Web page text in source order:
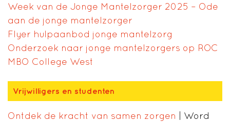
Week van de Jonge Mantelzorger 2025 – Ode
aan de jonge mantelzorger
Flyer hulpaanbod jonge mantelzorg
Onderzoek naar jonge mantelzorgers op ROC
MBO College West
Vrijwilligers en studenten
Ontdek de kracht van samen zorgen | Word